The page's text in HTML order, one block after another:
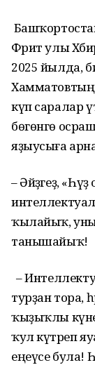
Фәрит улы
2025 йылда,
күп саралар
бөгөнгө
яҙыусыға
– Әйҙәгеҙ,
ҡылайыҡ,
танышайыҡ!
–
турҙан тора,
ҡыҙыҡлы
ҡул күтәреп
еңеүсе була!